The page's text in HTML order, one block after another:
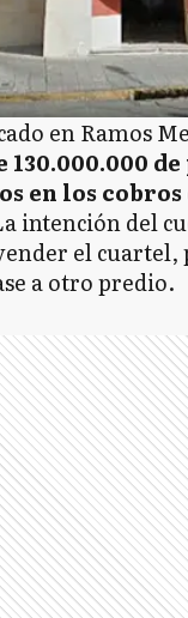
en Ramos
130.000.000
en los
intención del
el cuartel,
a otro predio.